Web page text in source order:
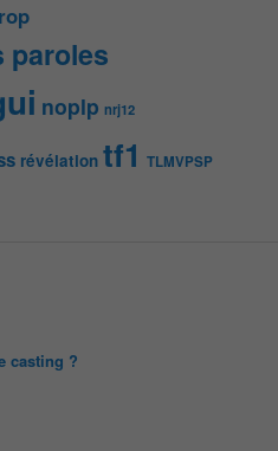
paroles
noplp nrj12
révélation tf1 TLMVPSP
casting ?